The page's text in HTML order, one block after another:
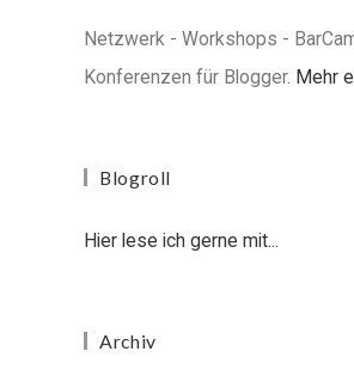
Netzwerk - Workshops -
Konferenzen für Blogger. Mehr
Blogroll
Hier lese ich gerne mit...
Archiv